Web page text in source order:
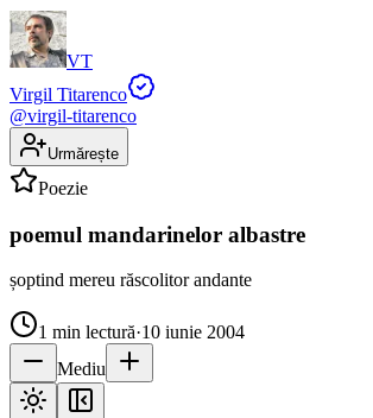
VT
Virgil Titarenco
@virgil-titarenco
Urmărește
Poezie
poemul mandarinelor albastre
șoptind mereu răscolitor andante
1 min lectură·10 iunie 2004
Mediu